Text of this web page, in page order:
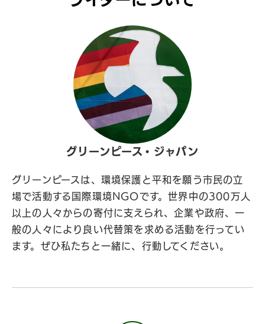
グリーンピース・ジャパン
グリーンピースは、環境保護と平和を願う市民の立
場で活動する国際環境NGOです。世界中の300万人
以上の人々からの寄付に支えられ、企業や政府、一
般の人々により良い代替策を求める活動を行ってい
ます。ぜひ私たちと一緒に、行動してください。